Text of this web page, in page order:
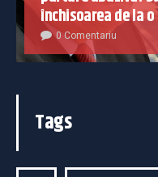
închisoarea de la
0 Comentariu
Tags